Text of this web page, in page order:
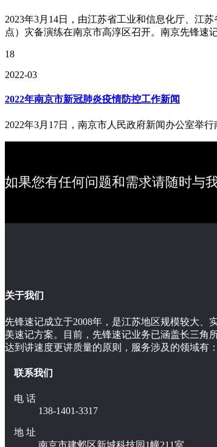
2023年3月14日，由江苏省工业和信息化厅、江
点）灾备演练在南京市高淳区召开。南京先锋
18
2022-03
2022年南京市新冠肺炎疫情防控工作新闻
2022年3月17日，南京市人民政府新闻办公室举
如果您有任何问题和需求请随时与
关于我们
先锋速记成立于2008年，是江苏地区规模较大
美速记方案。目前，先锋速记业务已涵盖长三角
达到讲速度更讲质量的原则，服务涉及的领域有
联系我们
电 话
138-1401-3317
地 址